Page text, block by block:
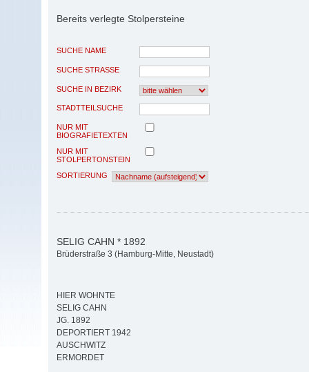
Bereits verlegte Stolpersteine
SUCHE NAME
SUCHE STRASSE
SUCHE IN BEZIRK
STADTTEILSUCHE
NUR MIT
BIOGRAFIETEXTEN
NUR MIT
STOLPERTONSTEIN
SORTIERUNG
SELIG CAHN * 1892
Brüderstraße 3 (Hamburg-Mitte, Neustadt)
HIER WOHNTE
SELIG CAHN
JG. 1892
DEPORTIERT 1942
AUSCHWITZ
ERMORDET